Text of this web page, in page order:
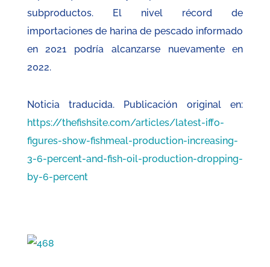
subproductos. El nivel récord de
importaciones de harina de pescado informado
en 2021 podría alcanzarse nuevamente en
2022.
Noticia traducida. Publicación original en:
https://thefishsite.com/articles/latest-iffo-
figures-show-fishmeal-production-increasing-
3-6-percent-and-fish-oil-production-dropping-
by-6-percent